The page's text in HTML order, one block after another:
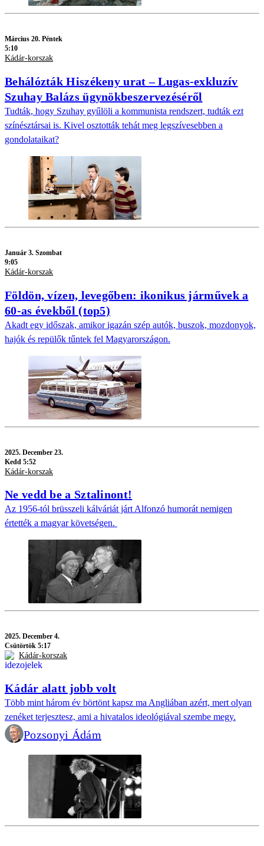
Március 20. Péntek
5:10
Kádár-korszak
Behálózták Hiszékeny urat – Lugas-exkluzív
Szuhay Balázs ügynökbeszervezéséről
Tudták, hogy Szuhay gyűlöli a kommunista rendszert, tudták ezt
színésztársai is. Kivel osztották tehát meg legszívesebben a
gondolataikat?
Január 3. Szombat
9:05
Kádár-korszak
Földön, vízen, levegőben: ikonikus járművek a
60-as évekből (top5)
Akadt egy időszak, amikor igazán szép autók, buszok, mozdonyok,
hajók és repülők tűntek fel Magyarországon.
2025. December 23.
Kedd 5:52
Kádár-korszak
Ne vedd be a Sztalinont!
Az 1956-tól brüsszeli kálváriát járt Alfonzó humorát nemigen
értették a magyar követségen.
2025. December 4.
Csütörtök 5:17
Kádár-korszak
Kádár alatt jobb volt
Több mint három év börtönt kapsz ma Angliában azért, mert olyan
zenéket terjesztesz, ami a hivatalos ideológiával szembe megy.
Pozsonyi Ádám